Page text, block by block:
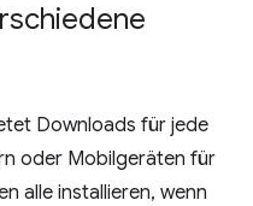
Downloads für jede
oder Mobilgeräten für
alle installieren, wenn